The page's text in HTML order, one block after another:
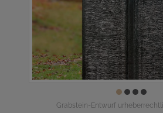
Grabstein-Entwurf